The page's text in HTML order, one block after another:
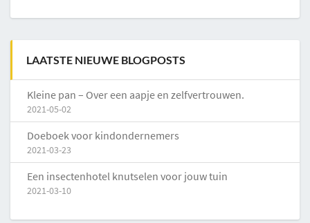
LAATSTE NIEUWE BLOGPOSTS
Kleine pan – Over een aapje en zelfvertrouwen.
2021-05-02
Doeboek voor kindondernemers
2021-03-23
Een insectenhotel knutselen voor jouw tuin
2021-03-10